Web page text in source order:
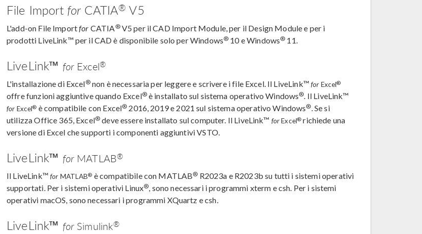
File Import for CATIA® V5
L'add-on File Importfor CATIA®V5 per il CAD Import Module, per il Design Module e per i
prodotti LiveLink™ per il CAD è disponibile solo per Windows® 10 e Windows® 11.
LiveLink™ forExcel®
L'installazione di Excel®non è necessaria per leggere e scrivere i file Excel. Il LiveLink™ for Excel®
offre funzioni aggiuntive quando Excel®è installato sul sistema operativo Windows®. Il LiveLink™
for Excel® è compatibile con Excel® 2016, 2019 e 2021 sul sistema operativo Windows®. Se si
utilizza Office 365, Excel® deve essere installato sul computer. Il LiveLink™ forExcel® richiede una
versione di Excel che supporti i componenti aggiuntivi VSTO.
LiveLink™ forMATLAB®
Il LiveLink™ for MATLAB® è compatibile con MATLAB® R2023a e R2023b su tutti i sistemi operativi
supportati. Per i sistemi operativi Linux®, sono necessari i programmi xterm e csh. Per i sistemi
operativi macOS, sono necessari i programmi XQuartz e csh.
LiveLink™ forSimulink®